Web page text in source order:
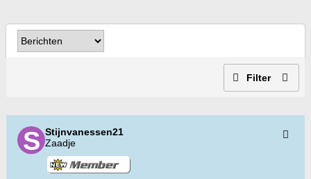
Filter
Stijnvanessen21
Zaadje